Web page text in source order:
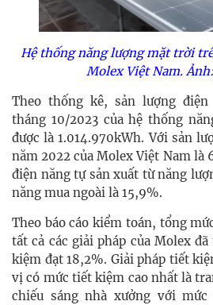
Hệ thống năng lượng mặt trời
Molex Việt Nam.
Theo thống kê, sản lượng
tháng 10/2023 của hệ thống
được là 1.014.970kWh. Với sản
năm 2022 của Molex Việt Nam
điện năng tự sản xuất từ năng
năng mua ngoài là 15,9%.
Theo báo cáo kiểm toán, tổng
tất cả các giải pháp của Molex
kiệm đạt 18,2%. Giải pháp tiết
vị có mức tiết kiệm cao nhất là
chiếu sáng nhà xưởng với